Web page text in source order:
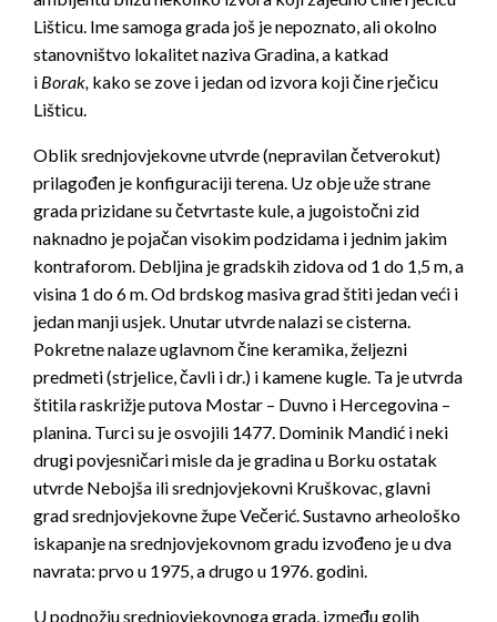
Lišticu. Ime samoga grada još je nepoznato, ali okolno
stanovništvo lokalitet naziva Gradina, a katkad
i Borak, kako se zove i jedan od izvora koji čine rječicu
Lišticu.
Oblik srednjovjekovne utvrde (nepravilan četverokut)
prilagođen je konfiguraciji terena. Uz obje uže strane
grada prizidane su četvrtaste kule, a jugoistočni zid
naknadno je pojačan visokim podzidama i jednim jakim
kontraforom. Debljina je gradskih zidova od 1 do 1,5 m, a
visina 1 do 6 m. Od brdskog masiva grad štiti jedan veći i
jedan manji usjek. Unutar utvrde nalazi se cisterna.
Pokretne nalaze uglavnom čine keramika, željezni
predmeti (strjelice, čavli i dr.) i kamene kugle. Ta je utvrda
štitila raskrižje putova Mostar – Duvno i Hercegovina –
planina. Turci su je osvojili 1477. Dominik Mandić i neki
drugi povjesničari misle da je gradina u Borku ostatak
utvrde Nebojša ili srednjovjekovni Kruškovac, glavni
grad srednjovjekovne župe Večerić. Sustavno arheološko
iskapanje na srednjovjekovnom gradu izvođeno je u dva
navrata: prvo u 1975, a drugo u 1976. godini.
U podnožju srednjovjekovnoga grada, između golih